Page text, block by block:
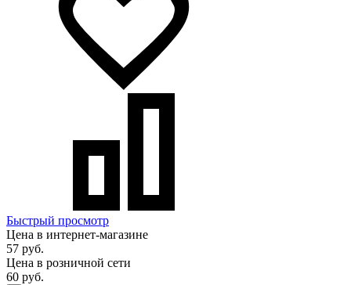
Быстрый просмотр
Цена в интернет-магазине
57 руб.
Цена в розничной сети
60 руб.